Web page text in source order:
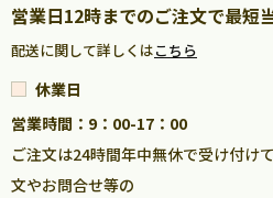
営業日12時までのご注文で最短
配送に関して詳しくはこちら
休業日
営業時間：9：00-17：00
ご注文は24時間年中無休で受け付け
文やお問合せ等の